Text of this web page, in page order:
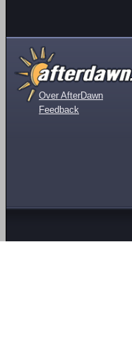
Over AfterDawn
Feedback